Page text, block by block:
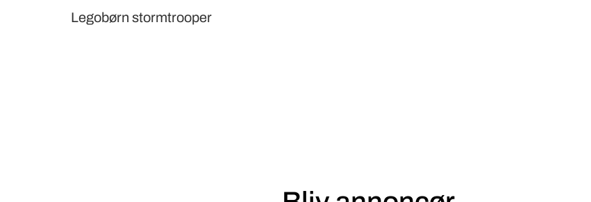
Legobørn stormtrooper